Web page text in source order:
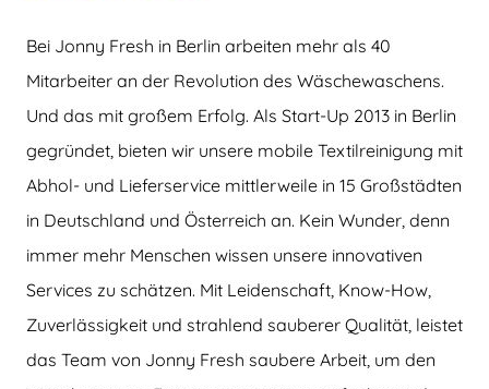
Bei Jonny Fresh in Berlin arbeiten mehr als 40
Mitarbeiter an der Revolution des Wäschewaschens.
Und das mit großem Erfolg. Als Start-Up 2013 in Berlin
gegründet, bieten wir unsere mobile Textilreinigung mit
Abhol- und Lieferservice mittlerweile in 15 Großstädten
in Deutschland und Österreich an. Kein Wunder, denn
immer mehr Menschen wissen unsere innovativen
Services zu schätzen. Mit Leidenschaft, Know-How,
Zuverlässigkeit und strahlend sauberer Qualität, leistet
das Team von Jonny Fresh saubere Arbeit, um den